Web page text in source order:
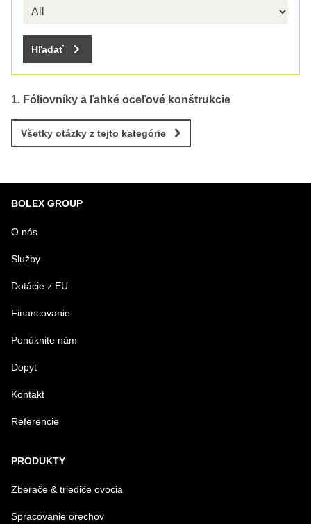
Hľadať
Fóliovníky a ľahké oceľové konštrukcie
Všetky otázky z tejto kategórie
BOLEX GROUP
O nás
Služby
Dotácie z EU
Financovanie
Ponúknite nám
Dopyt
Kontakt
Referencie
PRODUKTY
Zberače & triediče ovocia
Spracovanie orechov